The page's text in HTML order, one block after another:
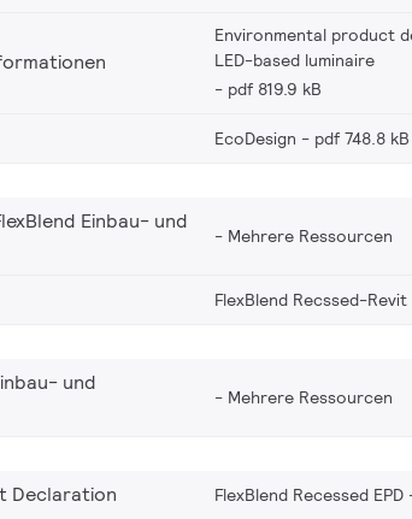
Environmental product
LED-based luminaire
pdf 819.9 kB
EcoDesign pdf 748.8 kB
Einbau- und
Mehrere Ressourcen
FlexBlend Recssed-
und
Mehrere Ressourcen
Declaration FlexBlend Recessed EPD